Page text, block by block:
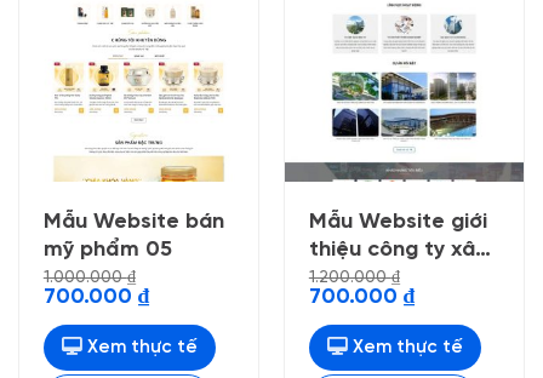
Mẫu Website bán
mỹ phẩm 05
1.000.000₫
Giá
là:
1.000.000 ₫.
700.000 ₫Giá
hiện
tại
là:
700.000 ₫.
Xem thực tế
Mẫu Website giới
thiệu công ty xây
dựng 4
1.200.000₫
Giá
là:
1.200.000 ₫.
700.000 ₫Giá
hiện
tại
là:
700.000 ₫.
Xem thực tế